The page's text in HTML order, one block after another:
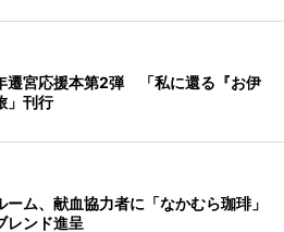
遷宮応援本第2弾 「私に還る『お伊
」刊行
ーム、献血協力者に「なかむら珈琲」
レンド進呈